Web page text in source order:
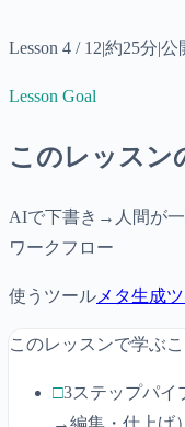
Lesson 4 / 12|約25分|公
Lesson Goal
このレッスン
AIで下書き→人間が
ワークフロー
使うツール メタ生成
このレッスンで学ぶこ
□3ステップパ
→編集・仕上げ）